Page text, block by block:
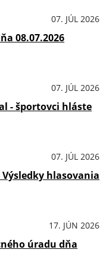
07. JÚL 2026
08.07.2026
07. JÚL 2026
- športovci hláste
07. JÚL 2026
Výsledky hlasovania
17. JÚN 2026
úradu dňa